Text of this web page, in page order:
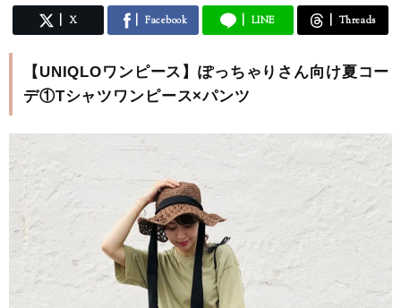
X Facebook LINE Threads
【UNIQLOワンピース】ぽっちゃりさん向け夏コー
デ①Tシャツワンピース×パンツ